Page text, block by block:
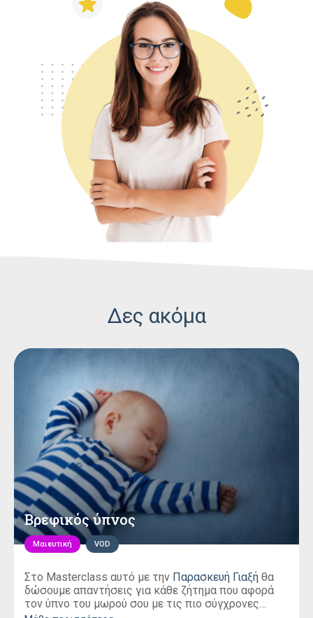
Δες ακόμα
Βρεφικός ύπνος
Μαιευτική VOD
Στο Masterclass αυτό με την Παρασκευή Γιαξή θα
δώσουμε απαντήσεις για κάθε ζήτημα που αφορά
τον ύπνο του μωρού σου με τις πιο σύγχρονες